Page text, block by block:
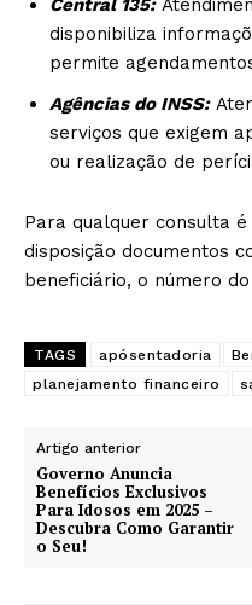
Central 135:
disponibiliza
permite
Agências do INSS:
serviços que exigem
ou realização de
Para qualquer consulta
disposição documentos
beneficiário, o número
TAGS apósentadoria
planejamento financeiro
Artigo anterior
Governo Anuncia
Benefícios Exclusivos
Para Idosos em 2025 –
Descubra Como Garantir
o Seu!